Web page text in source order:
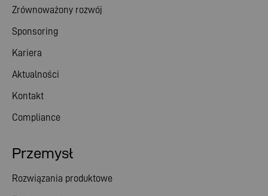
Zrównoważony rozwój
Sponsoring
Kariera
Aktualności
Kontakt
Compliance
Przemysł
Rozwiązania produktowe